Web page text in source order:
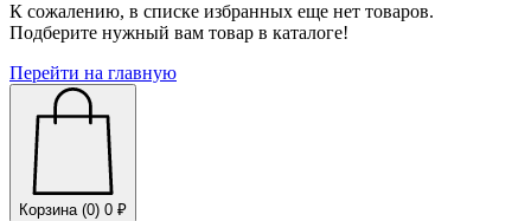
К сожалению, в списке избранных еще нет товаров.
Подберите нужный вам товар в каталоге!
Перейти на главную
Корзина (0) 0 ₽